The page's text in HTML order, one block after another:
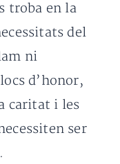
troba en la
del
ni
d’honor,
caritat i les
ser